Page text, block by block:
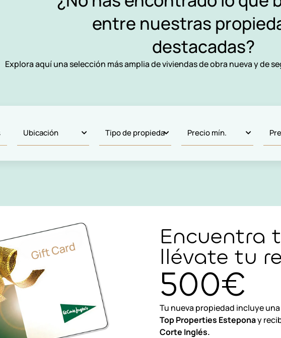
entre nuestras
destacadas?
Explora aquí una selección más amplia de viviendas de obra nueva y de
Encuentra
llévate tu
500€
Tu nueva propiedad incluye
Top Properties Esteponay
Corte Inglés.